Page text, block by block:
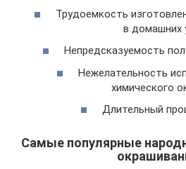
Трудоемкость
в домашних
Непредсказуемость
Нежелательность
химического
Длительный
Самые популярные